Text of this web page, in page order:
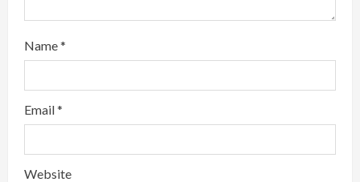
Name*
Email*
Website